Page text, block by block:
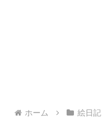
ホーム 絵日記